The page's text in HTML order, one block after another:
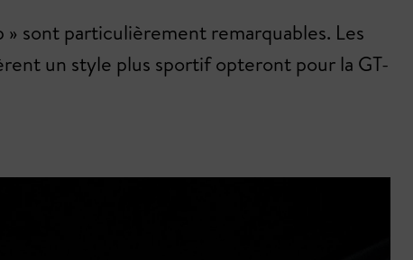
sont particulièrement remarquables. Les
un style plus sportif opteront pour la GT-